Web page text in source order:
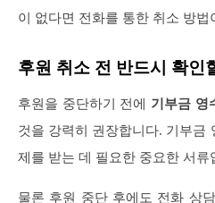
이 없다면 전화를 통한 취소 방법
후원 취소 전 반드시 확인
후원을 중단하기 전에 기부금 영
것을 강력히 권장합니다. 기부금
제를 받는 데 필요한 중요한 서류
물론 후원 중단 후에도 전화 상